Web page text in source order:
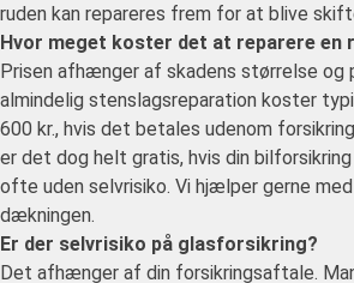
ruden kan repareres frem for at blive
Hvor meget koster det at reparere en
Prisen afhænger af skadens størrelse og
almindelig stenslagsreparation koster
600 kr., hvis det betales udenom
er det dog helt gratis, hvis din
ofte uden selvrisiko. Vi hjælper gerne
dækningen.
Er der selvrisiko på glasforsikring?
Det afhænger af din forsikringsaftale.